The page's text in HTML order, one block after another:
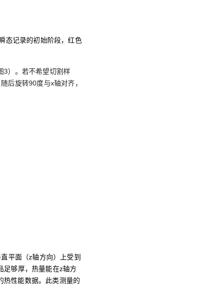
态记录的初始阶段，‌红色‌
3）。若不希望切割样
后旋转90度与x轴对齐，
平面（z轴方向）上受到
足够厚，热量能在z轴方
热性能数据。此类测量的